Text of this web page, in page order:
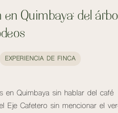
en Quimbaya: del
EXPERIENCIA DE FINCA
en Quimbaya sin hablar del café
Eje Cafetero sin mencionar el